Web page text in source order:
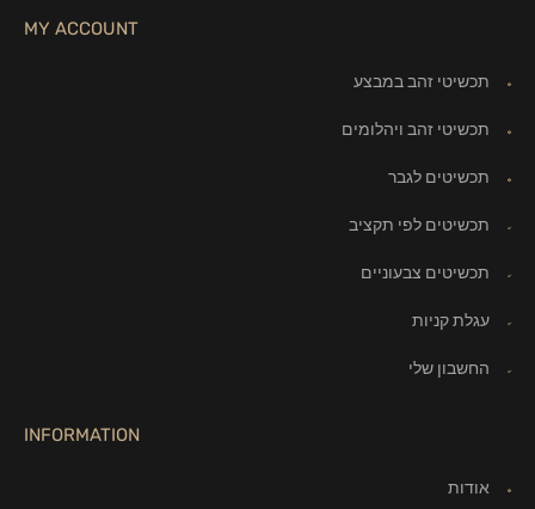
MY ACCOUNT
תכשיטי זהב במבצע
תכשיטי זהב ויהלומים
תכשיטים לגבר
תכשיטים לפי תקציב
תכשיטים צבעוניים
עגלת קניות
החשבון שלי
INFORMATION
אודות